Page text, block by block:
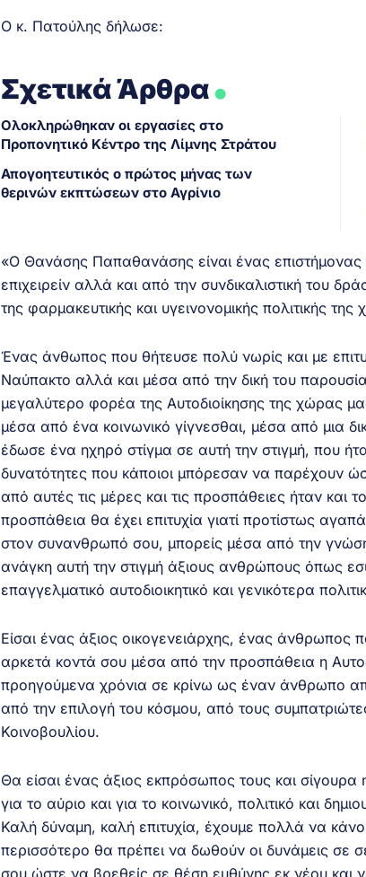
Ο κ. Πατούλης δήλωσε:
Σχετικά Άρθρα.
Ολοκληρώθηκαν οι εργασίες στο
Προπονητικό Κέντρο της Λίμνης Στράτου
Απογοητευτικός ο πρώτος μήνας των
θερινών εκπτώσεων στο Αγρίνιο
«Ο Θανάσης Παπαθανάσης είναι ένας
επιχειρείν αλλά και από την συνδικαλιστική του
της φαρμακευτικής και υγεινονομικής πολιτικής
Ένας άνθωπος που θήτευσε πολύ νωρίς και με
Ναύπακτο αλλά και μέσα από την δική του
μεγαλύτερο φορέα της Αυτοδιοίκησης της χώρας
μέσα από ένα κοινωνικό γίγνεσθαι, μέσα από μια
έδωσε ένα ηχηρό στίγμα σε αυτή την στιγμή, που
δυνατότητες που κάποιοι μπόρεσαν να παρέχουν
από αυτές τις μέρες και τις προσπάθειες ήταν
προσπάθεια θα έχει επιτυχία γιατί προτίστως
στον συνανθρωπό σου, μπορείς μέσα από την
ανάγκη αυτή την στιγμή άξιους ανθρώπους όπως
επαγγελματικό αυτοδιοικητικό και γενικότερα
Είσαι ένας άξιος οικογενειάρχης, ένας
αρκετά κοντά σου μέσα από την προσπάθεια η
προηγούμενα χρόνια σε κρίνω ως έναν άνθρωπο
από την επιλογή του κόσμου, από τους
Κοινοβουλίου.
Θα είσαι ένας άξιος εκπρόσωπος τους και
για το αύριο και για το κοινωνικό, πολιτικό και
Καλή δύναμη, καλή επιτυχία, έχουμε πολλά να
περισσότερο θα πρέπει να δωθούν οι δυνάμεις σε
σου ώστε να βρεθείς σε θέση ευθύνης εκ νέου και